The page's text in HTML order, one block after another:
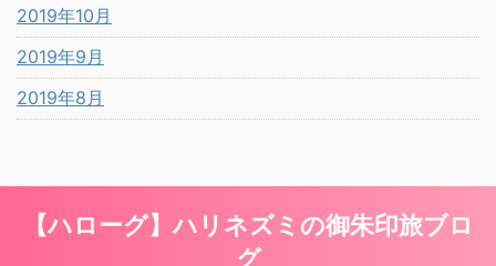
2019年10月
2019年9月
2019年8月
【ハローグ】ハリネズミの御朱印旅ブロ
グ